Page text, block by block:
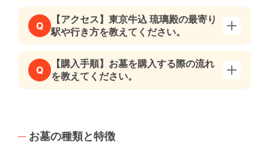
Q
【アクセス】東京牛込 琉璃殿の最寄り
駅や行き方を教えてください。
Q
【購入手順】お墓を購入する際の流れ
を教えてください。
お墓の種類と特徴